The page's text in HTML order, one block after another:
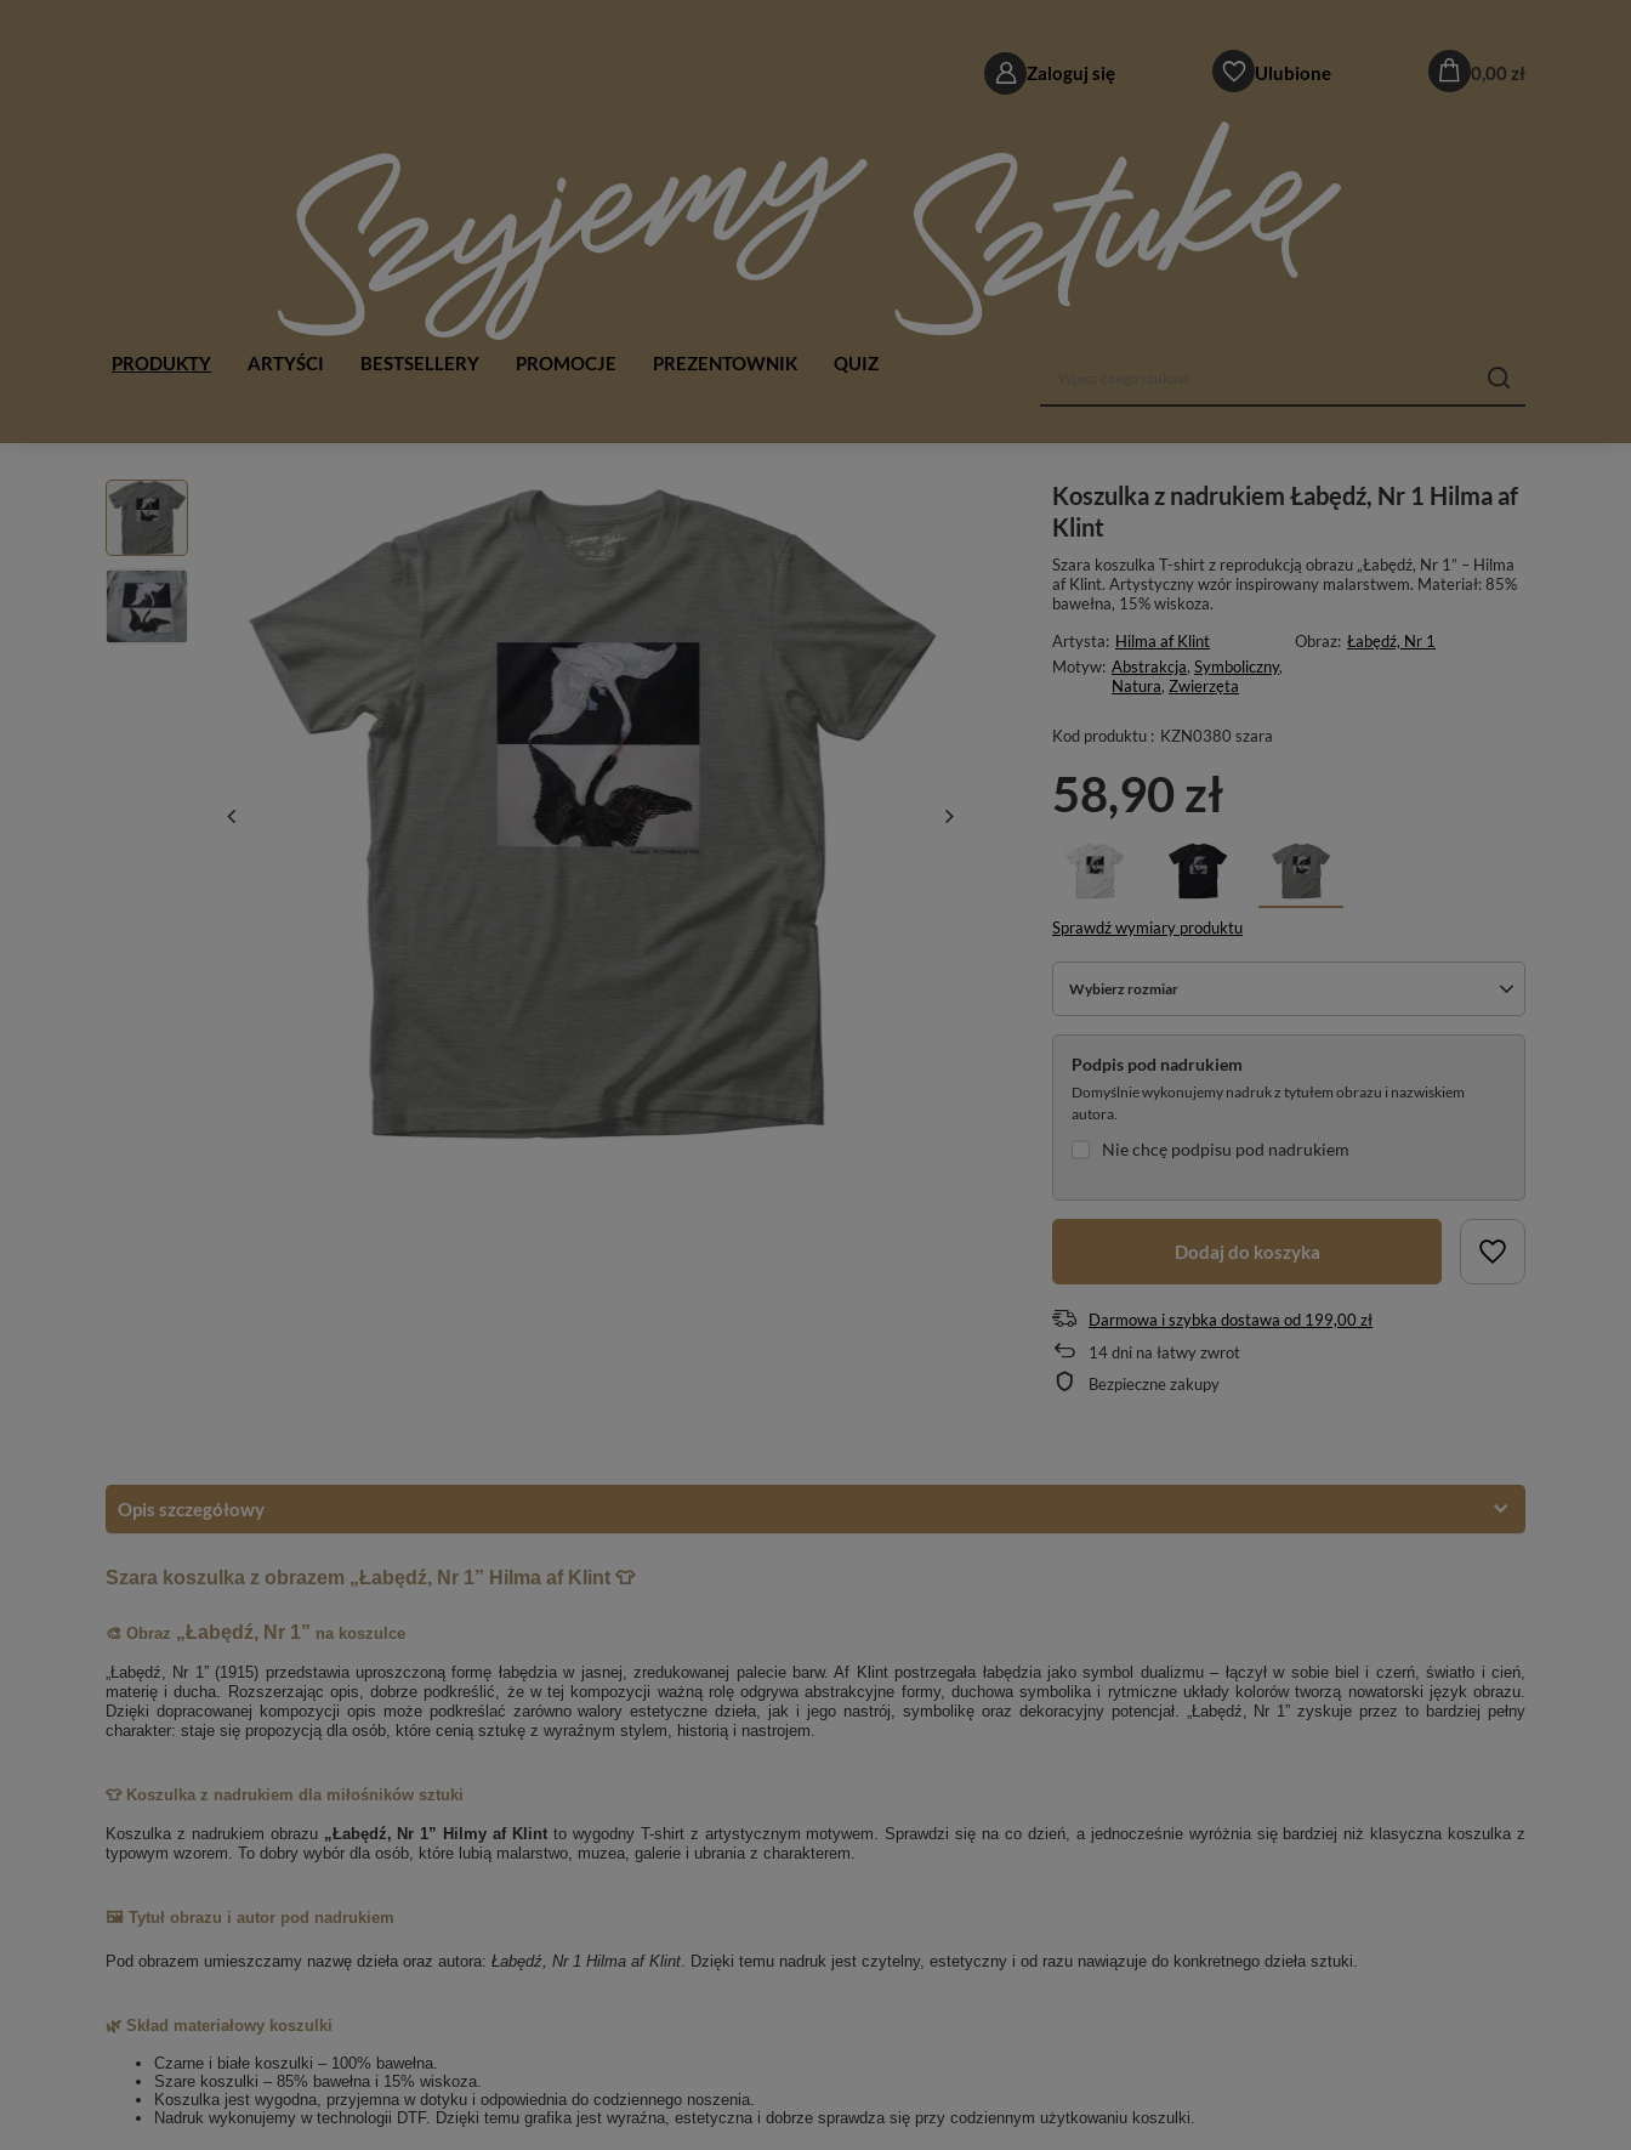
Zaloguj się Ulubione 0,00 zł
PRODUKTY ARTYŚCI BESTSELLERY PROMOCJE PREZENTOWNIK QUIZ
Koszulka z nadrukiem Łabędź, Nr 1 Hilma af
Klint
Szara koszulka T-shirt z reprodukcją obrazu „Łabędź, Nr 1” – Hilma
af Klint. Artystyczny wzór inspirowany malarstwem. Materiał: 85%
bawełna, 15% wiskoza.
Artysta: Hilma af Klint Obraz: Łabędź, Nr 1
Motyw: Abstrakcja,Symboliczny,
Natura, Zwierzęta
Kod produktu : KZN0380 szara
58,90 zł
Sprawdź wymiary produktu
Wybierz rozmiar
Podpis pod nadrukiem
Domyślnie wykonujemy nadruk z tytułem obrazu i nazwiskiem
autora.
Nie chcę podpisu pod nadrukiem
Dodaj do koszyka
Darmowa i szybka dostawa od 199,00 zł
14dni na łatwy zwrot
Bezpieczne zakupy
Opis szczegółowy
Szara koszulka z obrazem „Łabędź, Nr 1” Hilma af Klint 👕
🎨 Obraz „Łabędź, Nr 1” na koszulce
„Łabędź, Nr 1” (1915) przedstawia uproszczoną formę łabędzia w jasnej, zredukowanej palecie barw. Af Klint postrzegała łabędzia jako symbol dualizmu – łączył w sobie biel i czerń, światło i cień,
materię i ducha. Rozszerzając opis, dobrze podkreślić, że w tej kompozycji ważną rolę odgrywa abstrakcyjne formy, duchowa symbolika i rytmiczne układy kolorów tworzą nowatorski język obrazu.
Dzięki dopracowanej kompozycji opis może podkreślać zarówno walory estetyczne dzieła, jak i jego nastrój, symbolikę oraz dekoracyjny potencjał. „Łabędź, Nr 1” zyskuje przez to bardziej pełny
charakter: staje się propozycją dla osób, które cenią sztukę z wyraźnym stylem, historią i nastrojem.
👕 Koszulka z nadrukiem dla miłośników sztuki
Koszulka z nadrukiem obrazu „Łabędź, Nr 1” Hilmy af Klint to wygodny T-shirt z artystycznym motywem. Sprawdzi się na co dzień, a jednocześnie wyróżnia się bardziej niż klasyczna koszulka z
typowym wzorem. To dobry wybór dla osób, które lubią malarstwo, muzea, galerie i ubrania z charakterem.
🖼️ Tytuł obrazu i autor pod nadrukiem
Pod obrazem umieszczamy nazwę dzieła oraz autora: Łabędź, Nr 1 Hilma af Klint . Dzięki temu nadruk jest czytelny, estetyczny i od razu nawiązuje do konkretnego dzieła sztuki.
🌿 Skład materiałowy koszulki
Czarne i białe koszulki – 100% bawełna.
Szare koszulki – 85% bawełna i 15% wiskoza.
Koszulka jest wygodna, przyjemna w dotyku i odpowiednia do codziennego noszenia.
Nadruk wykonujemy w technologii DTF. Dzięki temu grafika jest wyraźna, estetyczna i dobrze sprawdza się przy codziennym użytkowaniu koszulki.